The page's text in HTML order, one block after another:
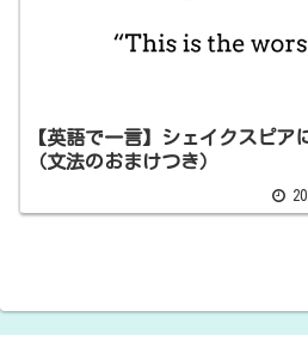
【英語で一言】シェイクスピア
（文法のおまけつき）